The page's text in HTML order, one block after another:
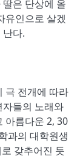
은 단상에 올
유인으로 살겠
다.
극 전개에 따라
들의 노래와
아름다운 2, 30
과의 대학원생
갖추어진 듯